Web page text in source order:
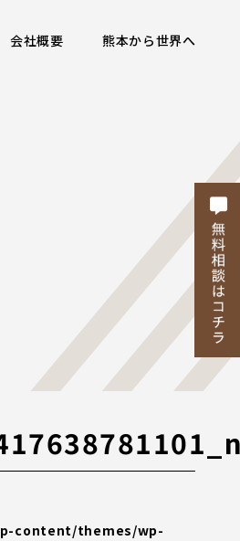
会社概要 熊本から世界へ
content/themes/wp-